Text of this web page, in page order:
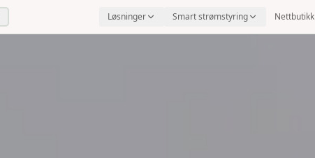
Løsninger Smart strømstyring Nettbutikk